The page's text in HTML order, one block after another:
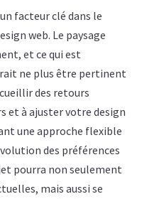
facteur clé dans le
web. Le paysage
et ce qui est
ne plus être pertinent
des retours
et à ajuster votre design
une approche flexible
des préférences
pourra non seulement
mais aussi se